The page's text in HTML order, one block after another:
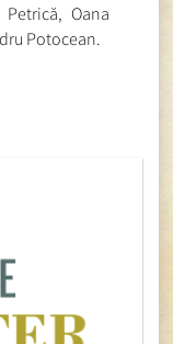
Oana
Potocean.